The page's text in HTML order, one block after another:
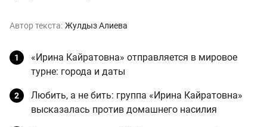
Автор текста: Жулдыз Алиева
«Ирина Кайратовна» отправляется в мировое
турне: города и даты
Любить, а не бить: группа «Ирина Кайратовна»
высказалась против домашнего насилия